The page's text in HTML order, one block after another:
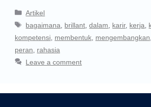
Artikel
bagaimana
brillant ,dalam karir, kerja
kompetensi membentuk mengembangkan
peran
rahasia
Leave a comment